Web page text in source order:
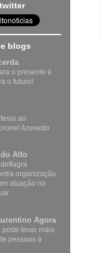
blogs
o presente é
o futuro!
ao
Azevedo
do Alto
organização
atuação no
Agora
pode levar mais
pessoas à